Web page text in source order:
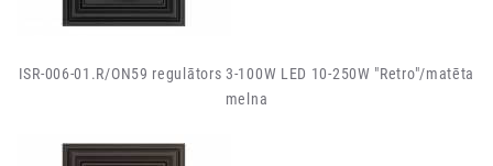
ISR-006-01.R/ON59 regulātors 3-100W LED 10-250W "Retro"/matēta
melna